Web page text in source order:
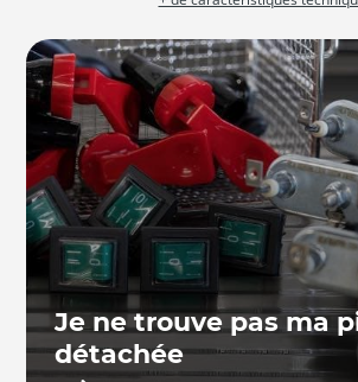
Je ne trouve pas ma
détachée